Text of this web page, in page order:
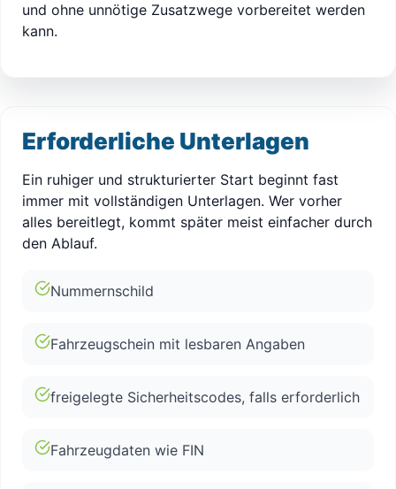
und ohne unnötige Zusatzwege vorbereitet werden
kann.
Erforderliche Unterlagen
Ein ruhiger und strukturierter Start beginnt fast
immer mit vollständigen Unterlagen. Wer vorher
alles bereitlegt, kommt später meist einfacher durch
den Ablauf.
Nummernschild
Fahrzeugschein mit lesbaren Angaben
freigelegte Sicherheitscodes, falls erforderlich
Fahrzeugdaten wie FIN